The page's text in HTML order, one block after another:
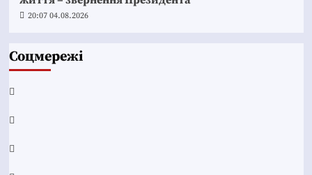
20:07 04.08.2026
Соцмережі
Facebook
YouTube
Telegram